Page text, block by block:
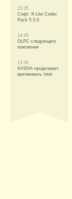
15:35
Софт: K-Lite Codec
Pack 5.3.0
14:40
OLPC следующего
поколения
13:50
NVIDIA продолжает
критиковать Intel